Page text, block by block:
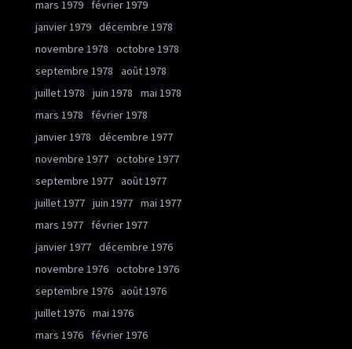
mars 1979
février 1979
janvier 1979 décembre 1978
novembre 1978
octobre 1978
septembre 1978
août 1978
juillet 1978
juin 1978
mai 1978
mars 1978
février 1978
janvier 1978
décembre 1977
novembre 1977 octobre 1977
septembre 1977 août 1977
juillet 1977 juin 1977 mai 1977
mars 1977
février 1977
janvier 1977 décembre 1976
novembre 1976 octobre 1976
septembre 1976 août 1976
juillet 1976 mai 1976
mars 1976
février 1976